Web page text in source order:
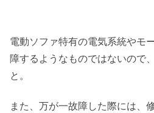
電動ソファ特有の電気系統やモ
障するようなものではないので
と。
また、万が一故障した際には、